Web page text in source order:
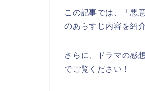
この記事では、「悪
のあらすじ内容を紹
さらに、ドラマの感
でご覧ください！